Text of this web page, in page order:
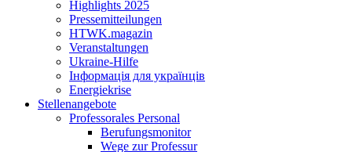
Highlights 2025
Pressemitteilungen
HTWK.magazin
Veranstaltungen
Ukraine-Hilfe
Інформація для українців
Energiekrise
Stellenangebote
Professorales Personal
Berufungsmonitor
Wege zur Professur